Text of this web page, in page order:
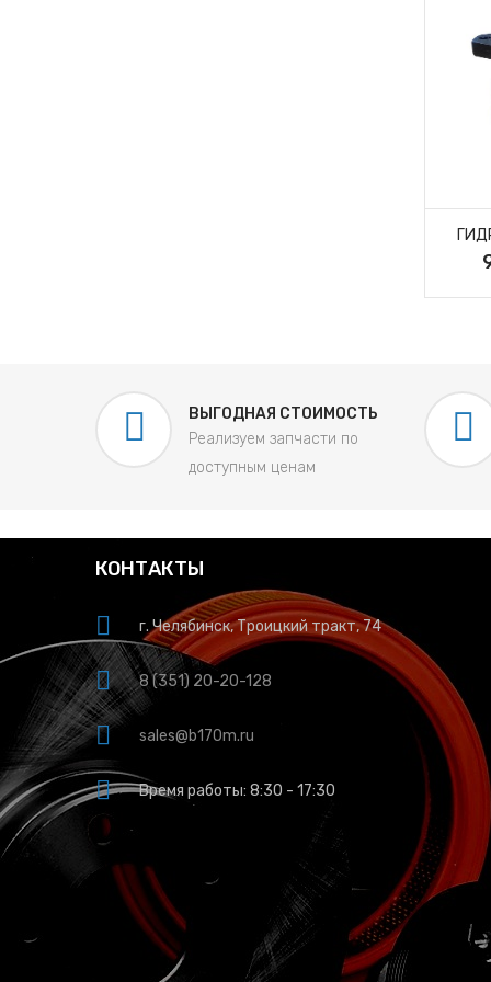
ВЫГОДНАЯ СТОИМОСТЬ
Реализуем запчасти по
доступным ценам
КОНТАКТЫ
г. Челябинск, Троицкий тракт, 74
8 (351) 20-20-128
sales@b170m.ru
Время работы: 8:30 - 17:30